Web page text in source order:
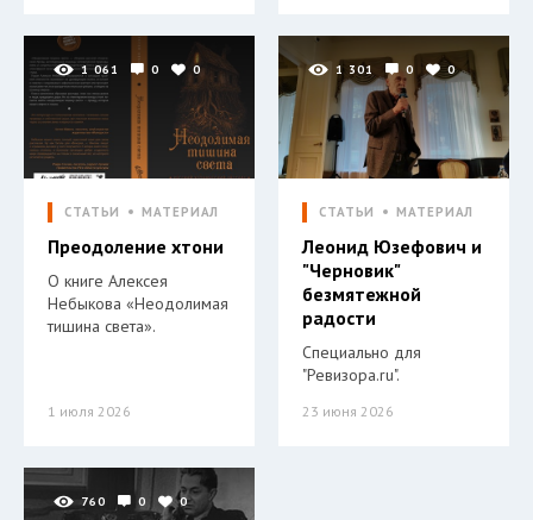
1 061 0 0
СТАТЬИ МАТЕРИАЛ
Преодоление хтони
О книге Алексея
Небыкова «Неодолимая
тишина света».
1 июля 2026
1 301 0 0
СТАТЬИ МАТЕРИАЛ
Леонид Юзефович и
"Черновик"
безмятежной
радости
Специально для
"Ревизора.ru".
23 июня 2026
760 0 0